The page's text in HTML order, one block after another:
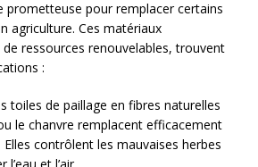
prometteuse pour remplacer certains
agriculture. Ces matériaux
ressources renouvelables, trouvent
:
toiles de paillage en fibres naturelles
le chanvre remplacent efficacement
contrôlent les mauvaises herbes